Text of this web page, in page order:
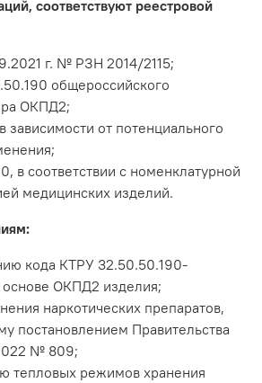
соответствуют реестровой
г. № РЗН 2014/2115;
общероссийского
ОКПД2;
зависимости от потенциального
в соответствии с номенклатурной
медицинских изделий.
кода КТРУ 32.50.50.190-
ОКПД2 изделия;
наркотических препаратов,
постановлением Правительства
№ 809;
тепловых режимов хранения